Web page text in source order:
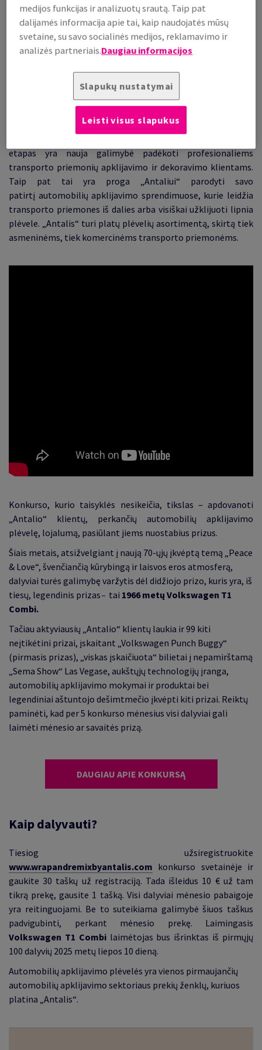
„Antalis“, būdamas vienu pirmaujančių vaizdinės reklamos
medžiagų ir automobilių apklijavimo plėvelių tiekėju,
konkursą, (pirmąjį tokio pobūdžio Europoje):
Remix by antalis Challenge“, kuris vyks
2025 m. birželio 30 d.!
2024 m. konkursas pritraukęs daugiau nei 1 100 dalyvių iš 18
etapas yra nauja galimybė padėkoti profesionaliems
transporto priemonių apklijavimo ir dekoravimo klientams.
Taip pat tai yra proga „Antaliui“ parodyti savo
patirtį automobilių apklijavimo sprendimuose, kurie leidžia
transporto priemones iš dalies arba visiškai užklijuoti lipnia
plėvele. „Antalis“ turi platų plėvelių asortimentą, skirtą tiek
asmeninėms, tiek komercinėms transporto priemonėms.
Konkurso, kurio taisyklės nesikeičia, tikslas – apdovanoti
„Antalio“ klientų, perkančių automobilių apklijavimo
plėvelę, lojalumą, pasiūlant jiems nuostabius prizus.
Šiais metais, atsižvelgiant į naują 70-ųjų įkvėptą temą „Peace
& Love“, švenčiančią kūrybingą ir laisvos eros atmosferą,
dalyviai turės galimybę varžytis dėl didžiojo prizo, kuris yra, iš
tiesų, legendinis prizas– tai 1966 metų Volkswagen T1
Combi.
Tačiau aktyviausių „Antalio“ klientų laukia ir 99 kiti
neįtikėtini prizai, įskaitant „Volkswagen Punch Buggy“
(pirmasis prizas), „viskas įskaičiuota“ bilietai į nepamirštamą
„Sema Show“ Las Vegase, aukštųjų technologijų įranga,
automobilių apklijavimo mokymai ir produktai bei
legendiniai aštuntojo dešimtmečio įkvėpti kiti prizai. Reiktų
paminėti, kad per 5 konkurso mėnesius visi dalyviai gali
laimėti mėnesio ar savaitės prizą.
DAUGIAU APIE KONKURSĄ
Kaip dalyvauti?
Tiesiog užsiregistruokite
www.wrapandremixbyantalis.com konkurso svetainėje ir
gaukite 30 taškų už registraciją. Tada išleidus 10 € už tam
tikrą prekę, gausite 1 tašką. Visi dalyviai mėnesio pabaigoje
yra reitinguojami. Be to suteikiama galimybė šiuos taškus
padvigubinti, perkant mėnesio prekę. Laimingasis
Volkswagen T1 Combilaimėtojas bus išrinktas iš pirmųjų
100 dalyvių 2025 metų liepos 10 dieną.
Automobilių apklijavimo plėvelės yra vienos pirmaujančių
automobilių apklijavimo sektoriaus prekių ženklų, kuriuos
platina „Antalis“.
medijos funkcijas ir analizuotų srautą. Taip pat
dalijamės informacija apie tai, kaip naudojatės mūsų
svetaine, su savo socialinės medijos, reklamavimo ir
analizės partneriais.Daugiau informacijos
Slapukų nustatymai
Leisti visus slapukus